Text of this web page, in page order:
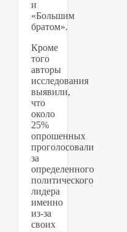
и
«Большим
братом».
Кроме
того
авторы
исследования
выявили,
что
около
25%
опрошенных
проголосовали
за
определенного
политического
лидера
именно
из-за
своих